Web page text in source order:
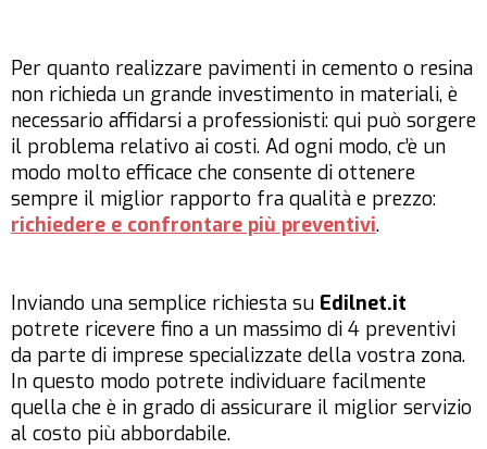
Per quanto realizzare pavimenti in cemento o resina
non richieda un grande investimento in materiali, è
necessario affidarsi a professionisti: qui può sorgere
il problema relativo ai costi. Ad ogni modo, c’è un
modo molto efficace che consente di ottenere
sempre il miglior rapporto fra qualità e prezzo:
richiedere e confrontare più preventivi.
Inviando una semplice richiesta su Edilnet.it
potrete ricevere fino a un massimo di 4 preventivi
da parte di imprese specializzate della vostra zona.
In questo modo potrete individuare facilmente
quella che è in grado di assicurare il miglior servizio
al costo più abbordabile.